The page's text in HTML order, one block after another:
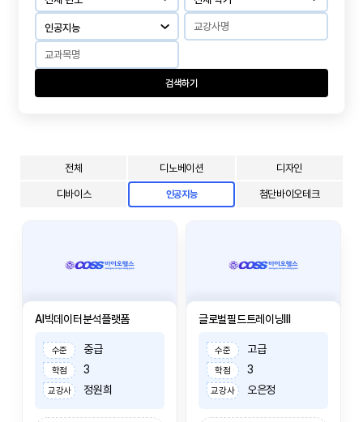
검색하기
전체 디노베이션 디자인
디바이스 인공지능 첨단바이오테크
AI빅데이터분석플랫폼
수준 중급
학점 3
교강사 정원희
글로벌필드트레이닝III
수준 고급
학점 3
교강사 오은정